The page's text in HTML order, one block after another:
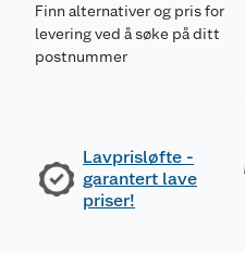
Finn alternativer og pris for
levering ved å søke på ditt
postnummer
Lavprisløfte -
garantert lave
priser!